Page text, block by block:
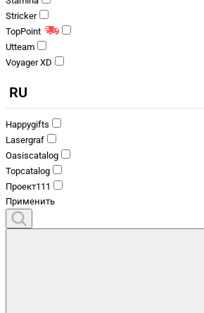
Stricker
TopPoint
Utteam
Voyager XD
RU
Happygifts
Lasergraf
Oasiscatalog
Topcatalog
Проект111
Применить